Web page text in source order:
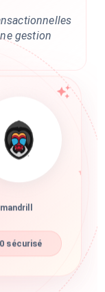
gestion
mandrill
sécurisé